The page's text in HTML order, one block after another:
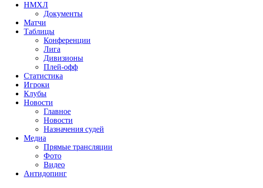
НМХЛ
Документы
Матчи
Таблицы
Конференции
Лига
Дивизионы
Плей-офф
Статистика
Игроки
Клубы
Новости
Главное
Новости
Назначения судей
Медиа
Прямые трансляции
Фото
Видео
Антидопинг